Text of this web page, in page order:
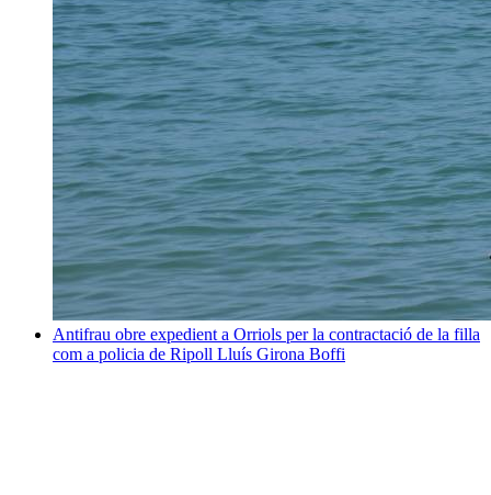
Antifrau obre expedient a Orriols per la contractació de la filla
com a policia de Ripoll Lluís Girona Boffi